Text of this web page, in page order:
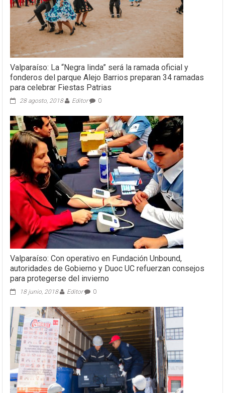
Valparaíso: La “Negra linda” será la ramada oficial y
fonderos del parque Alejo Barrios preparan 34 ramadas
para celebrar Fiestas Patrias
28 agosto, 2018 Editor 0
Valparaíso: Con operativo en Fundación Unbound,
autoridades de Gobierno y Duoc UC refuerzan consejos
para protegerse del invierno
18 junio, 2018 Editor 0